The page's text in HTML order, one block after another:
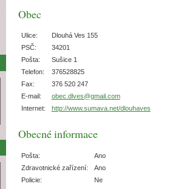
Obec
Ulice:
Dlouhá Ves 155
PSČ:
34201
Pošta:
Sušice 1
Telefon:
376528825
Fax:
376 520 247
E-mail:
obec.dlves@gmail.com
Internet:
http://www.sumava.net/dlouhaves
Obecné informace
Pošta:
Ano
Zdravotnické zařízení:
Ano
Policie:
Ne